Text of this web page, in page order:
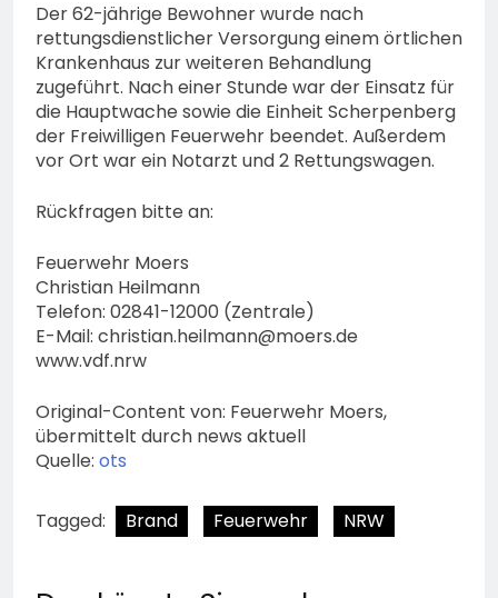
Der 62-jährige Bewohner wurde nach
rettungsdienstlicher Versorgung einem örtlichen
Krankenhaus zur weiteren Behandlung
zugeführt. Nach einer Stunde war der Einsatz für
die Hauptwache sowie die Einheit Scherpenberg
der Freiwilligen Feuerwehr beendet. Außerdem
vor Ort war ein Notarzt und 2 Rettungswagen.
Rückfragen bitte an:
Feuerwehr Moers
Christian Heilmann
Telefon: 02841-12000 (Zentrale)
E-Mail: christian.heilmann@moers.de
www.vdf.nrw
Original-Content von: Feuerwehr Moers,
übermittelt durch news aktuell
Quelle: ots
Tagged: Brand Feuerwehr NRW